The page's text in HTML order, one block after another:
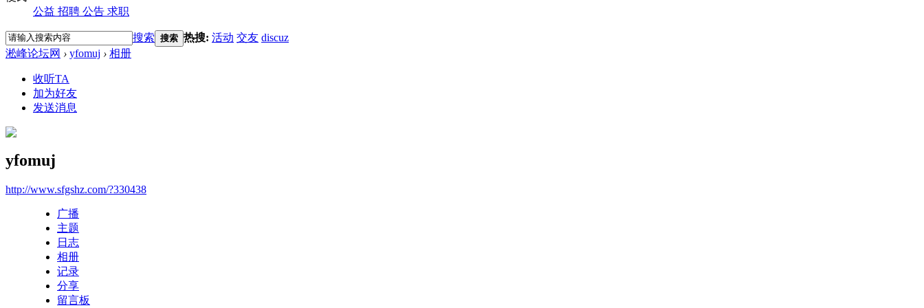
公益 招聘 公告 求职
搜索 搜索 热搜: 活动 交友 discuz
淞峰论坛网 › yfomuj › 相册
收听TA
加为好友
发送消息
yfomuj
http://www.sfgshz.com/?330438
广播
主题
日志
相册
记录
分享
留言板